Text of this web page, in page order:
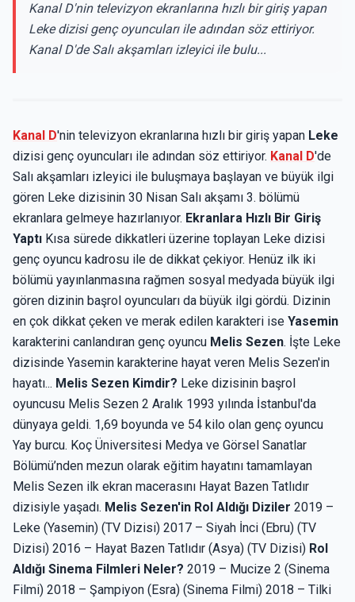
Kanal D'nin televizyon ekranlarına hızlı bir giriş yapan
Leke dizisi genç oyuncuları ile adından söz ettiriyor.
Kanal D'de Salı akşamları izleyici ile bulu...
Kanal D'nin televizyon ekranlarına hızlı bir giriş yapan Leke
dizisi genç oyuncuları ile adından söz ettiriyor. Kanal D'de
Salı akşamları izleyici ile buluşmaya başlayan ve büyük ilgi
gören Leke dizisinin 30 Nisan Salı akşamı 3. bölümü
ekranlara gelmeye hazırlanıyor. Ekranlara Hızlı Bir Giriş
Yaptı Kısa sürede dikkatleri üzerine toplayan Leke dizisi
genç oyuncu kadrosu ile de dikkat çekiyor. Henüz ilk iki
bölümü yayınlanmasına rağmen sosyal medyada büyük ilgi
gören dizinin başrol oyuncuları da büyük ilgi gördü. Dizinin
en çok dikkat çeken ve merak edilen karakteri ise Yasemin
karakterini canlandıran genç oyuncu Melis Sezen. İşte Leke
dizisinde Yasemin karakterine hayat veren Melis Sezen'in
hayatı... Melis Sezen Kimdir? Leke dizisinin başrol
oyuncusu Melis Sezen 2 Aralık 1993 yılında İstanbul'da
dünyaya geldi. 1,69 boyunda ve 54 kilo olan genç oyuncu
Yay burcu. Koç Üniversitesi Medya ve Görsel Sanatlar
Bölümü’nden mezun olarak eğitim hayatını tamamlayan
Melis Sezen ilk ekran macerasını Hayat Bazen Tatlıdır
dizisiyle yaşadı. Melis Sezen'in Rol Aldığı Diziler 2019 –
Leke (Yasemin) (TV Dizisi) 2017 – Siyah İnci (Ebru) (TV
Dizisi) 2016 – Hayat Bazen Tatlıdır (Asya) (TV Dizisi) Rol
Aldığı Sinema Filmleri Neler? 2019 – Mucize 2 (Sinema
Filmi) 2018 – Şampiyon (Esra) (Sinema Filmi) 2018 – Tilki